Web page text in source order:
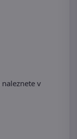
naleznete v